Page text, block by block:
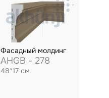
Фасадный молдинг
AHGB - 278
48*17 см